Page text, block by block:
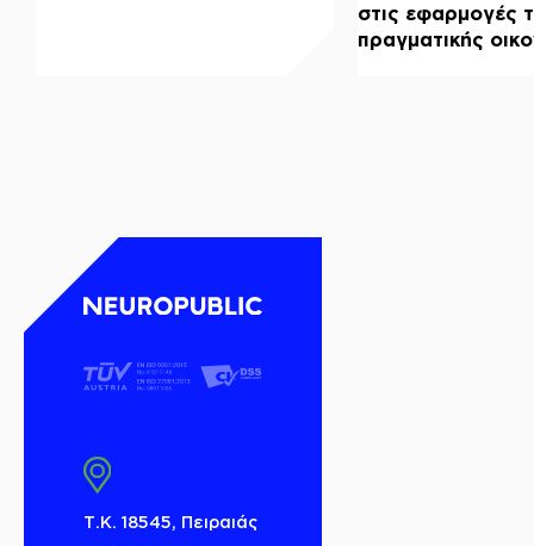
στις εφαρμογές
πραγματικής
Τ.Κ. 18545, Πειραιάς